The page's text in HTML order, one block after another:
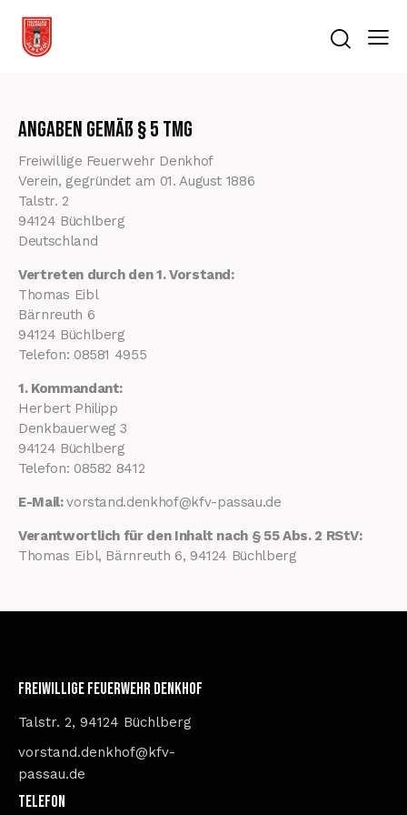
Angaben gemäß § 5 TMG
Freiwillige Feuerwehr Denkhof
Verein, gegründet am 01. August 1886
Talstr. 2
94124 Büchlberg
Deutschland
Vertreten durch den 1. Vorstand:
Thomas Eibl
Bärnreuth 6
94124 Büchlberg
Telefon: 08581 4955
1. Kommandant:
Herbert Philipp
Denkbauerweg 3
94124 Büchlberg
Telefon: 08582 8412
E-Mail:vorstand.denkhof@kfv-passau.de
Verantwortlich für den Inhalt nach § 55 Abs. 2 RStV:
Thomas Eibl, Bärnreuth 6, 94124 Büchlberg
Freiwillige Feuerwehr Denkhof
Talstr. 2, 94124 Büchlberg
vorstand.denkhof@kfv-
passau.de
Telefon